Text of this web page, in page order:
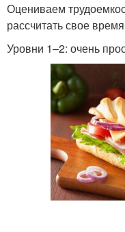
Оцениваем
рассчитать свое
Уровни 1–2: очень